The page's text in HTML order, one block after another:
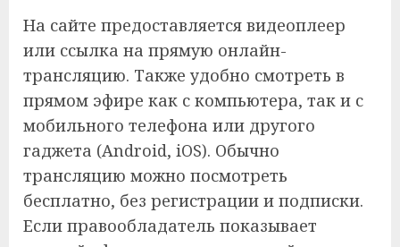
На сайте предоставляется видеоплеер
или ссылка на прямую онлайн-
трансляцию. Также удобно смотреть в
прямом эфире как с компьютера, так и с
мобильного телефона или другого
гаджета (Android, iOS). Обычно
трансляцию можно посмотреть
бесплатно, без регистрации и подписки.
Если правообладатель показывает